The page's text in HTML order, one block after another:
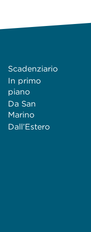
Scadenziario
In primo
piano
Da San
Marino
Dall’Estero